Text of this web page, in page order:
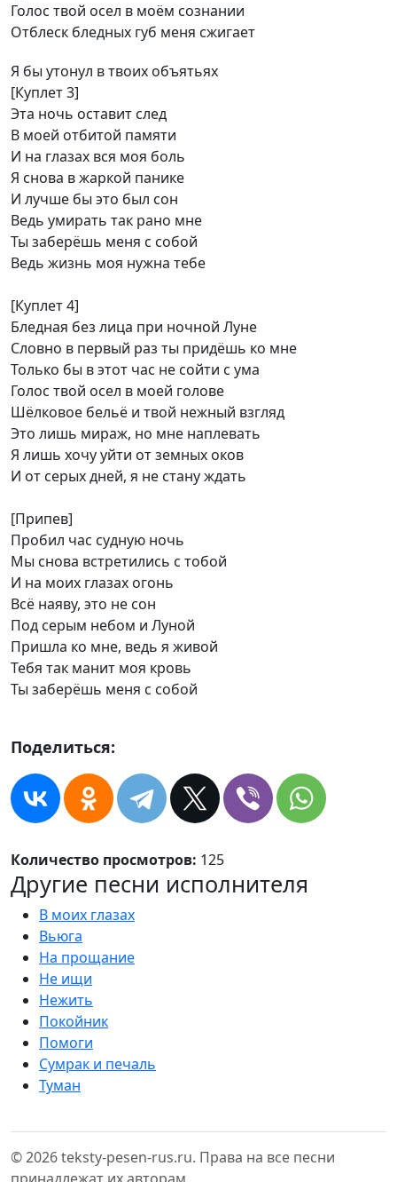
Голос твой осел в моём сознании
Отблеск бледных губ меня сжигает
Я бы утонул в твоих объятьях
[Куплет 3]
Эта ночь оставит след
В моей отбитой памяти
И на глазах вся моя боль
Я снова в жаркой панике
И лучше бы это был сон
Ведь умирать так рано мне
Ты заберёшь меня с собой
Ведь жизнь моя нужна тебе
[Куплет 4]
Бледная без лица при ночной Луне
Словно в первый раз ты придёшь ко мне
Только бы в этот час не сойти с ума
Голос твой осел в моей голове
Шёлковое бельё и твой нежный взгляд
Это лишь мираж, но мне наплевать
Я лишь хочу уйти от земных оков
И от серых дней, я не стану ждать
[Припев]
Пробил час судную ночь
Мы снова встретились с тобой
И на моих глазах огонь
Всё наяву, это не сон
Под серым небом и Луной
Пришла ко мне, ведь я живой
Тебя так манит моя кровь
Ты заберёшь меня с собой
Поделиться:
Количество просмотров: 125
Другие песни исполнителя
В моих глазах
Вьюга
На прощание
Не ищи
Нежить
Покойник
Помоги
Сумрак и печаль
Туман
© 2026 teksty-pesen-rus.ru. Права на все песни